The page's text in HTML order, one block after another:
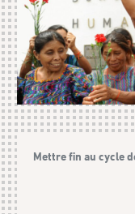
Mettre fin au cycle